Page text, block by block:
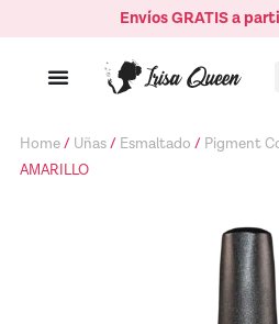
al
Envíos GRATIS a
Home/ Uñas/ Esmaltado / Pigment
AMARILLO